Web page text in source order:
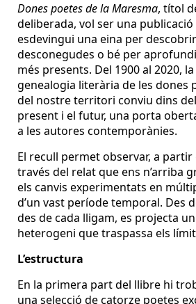
Dones poetes de la Maresma, títol
deliberada, vol ser una
esdevingui una eina per
desconegudes o bé per
més presents. Del 1900 al 2020,
genealogia literària de les dones
del nostre territori conviu dins
present i el futur, una porta
a les autores contemporànies.
El recull permet observar, a partir
través del relat que ens n’arriba
els canvis experimentats en
d’un vast període temporal. Des
des de cada lligam, es projecta
heterogeni que traspassa els
L’estructura
En la primera part del llibre hi
una selecció de catorze poetes